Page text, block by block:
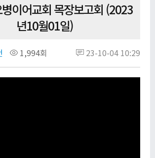
이어교회 목장보고회 (2023
년10월01일)
1,994회 23-10-04 10:29